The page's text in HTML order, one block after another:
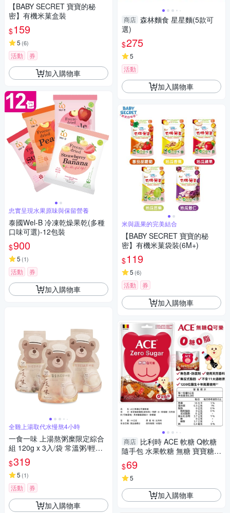
【BABY SECRET 寶寶的秘
密】有機米菓盒裝
$159
5 (6)
活動 券
加入購物車
忠實呈現水果原味與保留營養
泰國Wel-B 冷凍乾燥果乾(多種
口味可選)-12包裝
$900
5 (1)
活動 券
加入購物車
全雞上湯取代水慢熬4小時
一食一味 上湯熬粥糜限定綜合
組 120g x 3入/袋 常溫粥/輕食
粥/寶寶粥/副食品
$319
5 (1)
活動 券
加入購物車
商店 森林麵食 星星麵(5款可
選)
$275
5
活動
加入購物車
米與蔬果的完美結合
【BABY SECRET 寶寶的秘
密】有機米菓袋裝(6M+)
$119
5 (6)
活動 券
加入購物車
商店 比利時 ACE 軟糖 Q軟糖
隨手包 水果軟糖 無糖 寶寶糖果
斑斑水果條 法國 Jealous Swee
ts 果乾 3882
$69
5
加入購物車